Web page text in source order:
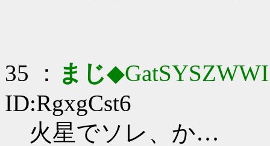
35 ： まじ◆GatSYSZWWI
ID:RgxgCst6
火星でソレ、か…